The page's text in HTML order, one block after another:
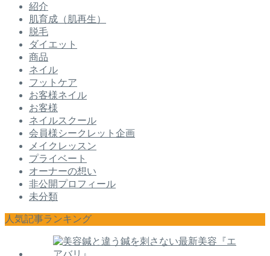
紹介
肌育成（肌再生）
脱毛
ダイエット
商品
ネイル
フットケア
お客様ネイル
お客様
ネイルスクール
会員様シークレット企画
メイクレッスン
プライベート
オーナーの想い
非公開プロフィール
未分類
人気記事ランキング